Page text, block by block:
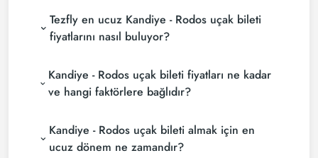
Tezfly en ucuz Kandiye - Rodos uçak bileti
fiyatlarını nasıl buluyor?
bulmak için tur operatörleri, büyük rezervasyon
siteleri (konsolidatörler) ve yüzlerce havayolu
sitesini aramaktadır. Tezfly sitesinde yapacağın tek
Kandiye - Rodos uçak biletlerini bulup
karşılaştırabilir ve un uygun biletini seçebilirsin.
Kandiye - Rodos uçak bileti fiyatları ne kadar
ve hangi faktörlere bağlıdır?
şirketine, seyahat tarihlerinize, bilet sınıfınıza ve
rezervasyon yapılan döneme göre değişiklik
Kandiye - Rodos uçak bileti almak için en
ucuz dönem ne zamandır?